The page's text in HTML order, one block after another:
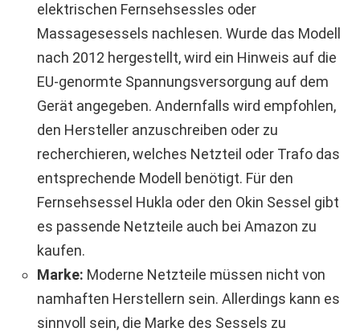
elektrischen Fernsehsessles oder
Massagesessels nachlesen. Wurde das Modell
nach 2012 hergestellt, wird ein Hinweis auf die
EU-genormte Spannungsversorgung auf dem
Gerät angegeben. Andernfalls wird empfohlen,
den Hersteller anzuschreiben oder zu
recherchieren, welches Netzteil oder Trafo das
entsprechende Modell benötigt. Für den
Fernsehsessel Hukla oder den Okin Sessel gibt
es passende Netzteile auch bei Amazon zu
kaufen.
Marke: Moderne Netzteile müssen nicht von
namhaften Herstellern sein. Allerdings kann es
sinnvoll sein, die Marke des Sessels zu